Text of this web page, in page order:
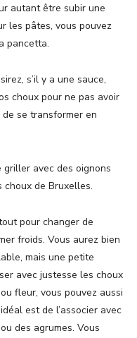
autant être subir une
les pâtes, vous pouvez
pancetta.
s’il y a une sauce,
choux pour ne pas avoir
se transformer en
avec des oignons
de Bruxelles.
pour changer de
froids. Vous aurez bien
mais une petite
avec justesse les choux
fleur, vous pouvez aussi
est de l’associer avec
des agrumes. Vous